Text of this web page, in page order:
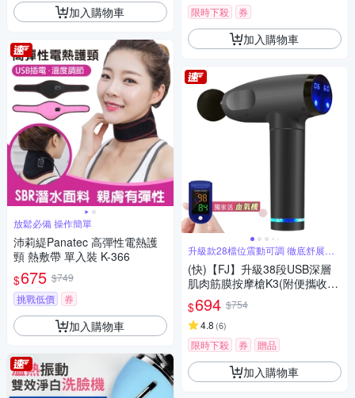
加入購物車
放鬆必備 操作簡單
沛莉緹Panatec 高彈性電熱護
頸 熱敷帶 單入裝 K-366
$675 $749
挑戰低價
券
加入購物車
限時下殺 券
加入購物車
升級款28檔位震動可調 徹底舒展肌
肉
(快)【FJ】升級38段USB深層
肌肉筋膜按摩槍K3(附便攜收納
硬包)
$694 $754
4.8 (6)
限時下殺 券 贈品
加入購物車